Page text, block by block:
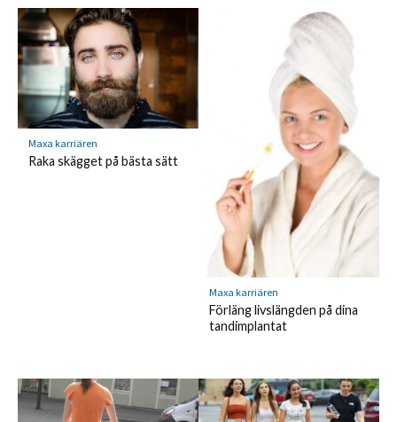
Maxa karriären
Raka skägget på bästa sätt
Maxa karriären
Förläng livslängden på dina
tandimplantat